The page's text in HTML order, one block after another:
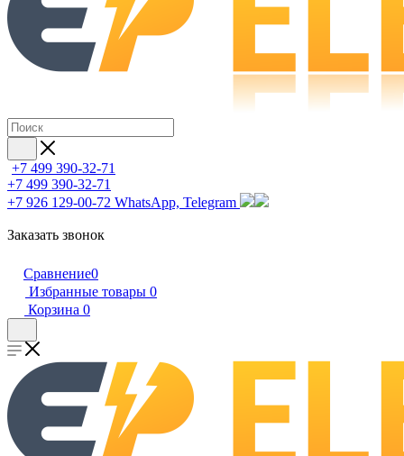
+7 499 390-32-71
+7 499 390-32-71
+7 926 129-00-72 WhatsApp, Telegram
Заказать звонок
Сравнение0
Избранные товары 0
Корзина 0